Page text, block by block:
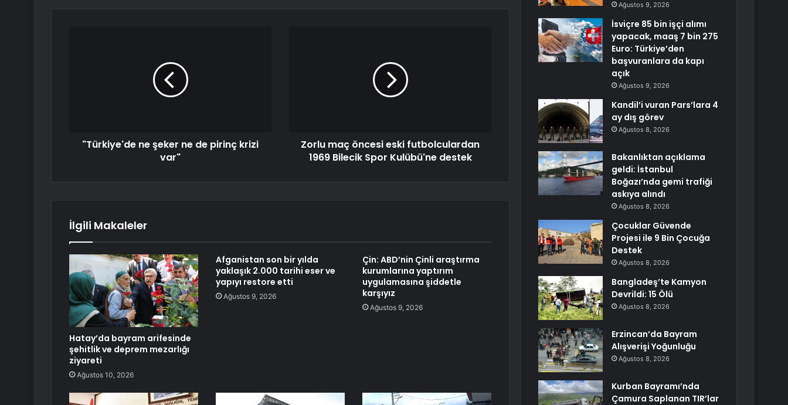
"Türkiye'de ne şeker ne de pirinç krizi
var"
Zorlu maç öncesi eski futbolculardan
1969 Bilecik Spor Kulübü'ne destek
İlgili Makaleler
Hatay’da bayram arifesinde
şehitlik ve deprem mezarlığı
ziyareti
Ağustos 10, 2026
Afganistan son bir yılda
yaklaşık 2.000 tarihi eser ve
yapıyı restore etti
Ağustos 9, 2026
Çin: ABD’nin Çinli araştırma
kurumlarına yaptırım
uygulamasına şiddetle
karşıyız
Ağustos 9, 2026
Ağustos 9, 2026
İsviçre 85 bin işçi alımı
yapacak, maaş 7 bin 275
Euro: Türkiye’den
başvuranlara da kapı
açık
Ağustos 9, 2026
Kandil’i vuran Pars’lara 4
ay dış görev
Ağustos 8, 2026
Bakanlıktan açıklama
geldi: İstanbul
Boğazı’nda gemi trafiği
askıya alındı
Ağustos 8, 2026
Çocuklar Güvende
Projesi ile 9 Bin Çocuğa
Destek
Ağustos 8, 2026
Bangladeş’te Kamyon
Devrildi: 15 Ölü
Ağustos 8, 2026
Erzincan’da Bayram
Alışverişi Yoğunluğu
Ağustos 8, 2026
Kurban Bayramı’nda
Çamura Saplanan TIR’lar